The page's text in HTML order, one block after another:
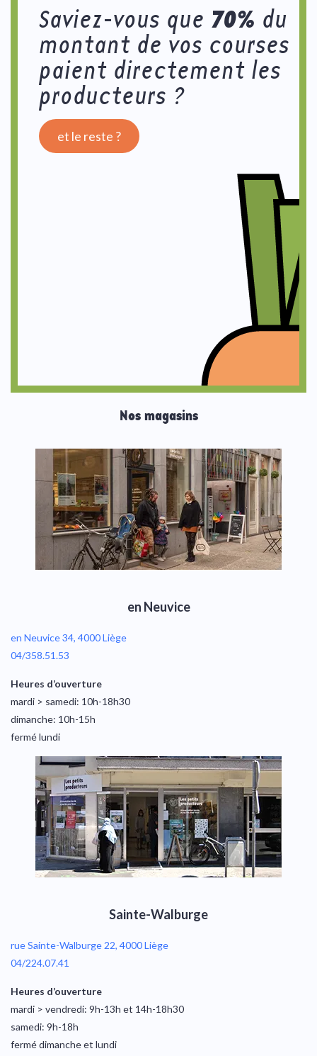
Saviez-vous que 70% du
montant de vos courses
paient directement les
producteurs ?
et le reste ?
Nos magasins
en Neuvice
en Neuvice 34, 4000 Liège
04/358.51.53
Heures d’ouverture
mardi > samedi: 10h-18h30
dimanche: 10h-15h
fermé lundi
Sainte-Walburge
rue Sainte-Walburge 22, 4000 Liège
04/224.07.41
Heures d’ouverture
mardi > vendredi: 9h-13h et 14h-18h30
samedi: 9h-18h
fermé dimanche et lundi